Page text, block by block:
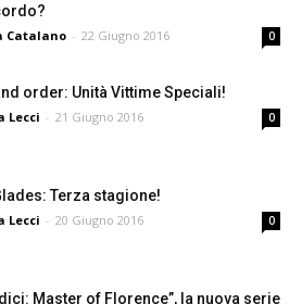
Catalano - 22 Giugno 2016 0
order: Unità Vittime Speciali!
Lecci - 21 Giugno 2016 0
Terza stagione!
Lecci - 20 Giugno 2016 0
Master of Florence”, la nuova serie